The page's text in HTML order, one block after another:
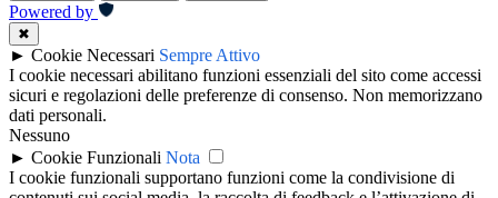
Powered by
✖
► Cookie Necessari Sempre Attivo
I cookie necessari abilitano funzioni essenziali del sito come accessi
sicuri e regolazioni delle preferenze di consenso. Non memorizzano
dati personali.
Nessuno
► Cookie Funzionali Nota
I cookie funzionali supportano funzioni come la condivisione di